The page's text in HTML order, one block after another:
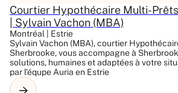
Courtier Hypothécaire Multi-
| Sylvain Vachon (MBA)
Montréal | Estrie
Sylvain Vachon (MBA), courtier
Sherbrooke, vous accompagne à
solutions, humaines et adaptées à votre
par l’équpe Auria en Estrie